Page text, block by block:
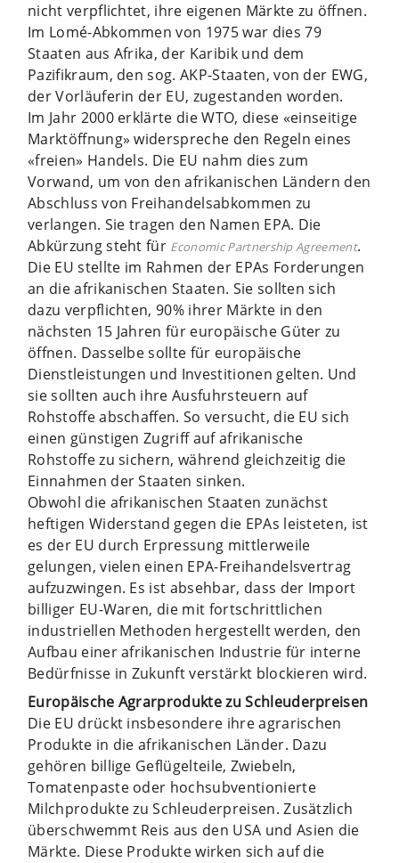
nicht verpflichtet, ihre eigenen Märkte zu öffnen.
Im Lomé-Abkommen von 1975 war dies 79
Staaten aus Afrika, der Karibik und dem
Pazifikraum, den sog. AKP-Staaten, von der EWG,
der Vorläuferin der EU, zugestanden worden.
Im Jahr 2000 erklärte die WTO, diese «einseitige
Marktöffnung» widerspreche den Regeln eines
«freien» Handels. Die EU nahm dies zum
Vorwand, um von den afrikanischen Ländern den
Abschluss von Freihandelsabkommen zu
verlangen. Sie tragen den Namen EPA. Die
Abkürzung steht für Economic Partnership Agreement.
Die EU stellte im Rahmen der EPAs Forderungen
an die afrikanischen Staaten. Sie sollten sich
dazu verpflichten, 90% ihrer Märkte in den
nächsten 15 Jahren für europäische Güter zu
öffnen. Dasselbe sollte für europäische
Dienstleistungen und Investitionen gelten. Und
sie sollten auch ihre Ausfuhrsteuern auf
Rohstoffe abschaffen. So versucht, die EU sich
einen günstigen Zugriff auf afrikanische
Rohstoffe zu sichern, während gleichzeitig die
Einnahmen der Staaten sinken.
Obwohl die afrikanischen Staaten zunächst
heftigen Widerstand gegen die EPAs leisteten, ist
es der EU durch Erpressung mittlerweile
gelungen, vielen einen EPA-Freihandelsvertrag
aufzuzwingen. Es ist absehbar, dass der Import
billiger EU-Waren, die mit fortschrittlichen
industriellen Methoden hergestellt werden, den
Aufbau einer afrikanischen Industrie für interne
Bedürfnisse in Zukunft verstärkt blockieren wird.
Europäische Agrarprodukte zu Schleuderpreisen
Die EU drückt insbesondere ihre agrarischen
Produkte in die afrikanischen Länder. Dazu
gehören billige Geflügelteile, Zwiebeln,
Tomatenpaste oder hochsubventionierte
Milchprodukte zu Schleuderpreisen. Zusätzlich
überschwemmt Reis aus den USA und Asien die
Märkte. Diese Produkte wirken sich auf die